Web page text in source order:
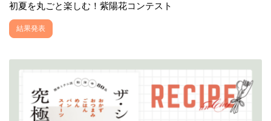
初夏を丸ごと楽しむ！紫陽花コンテスト
結果発表